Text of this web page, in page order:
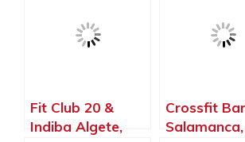
Fit Club 20 &
Indiba Algete,
Crossfit
Salamanca,